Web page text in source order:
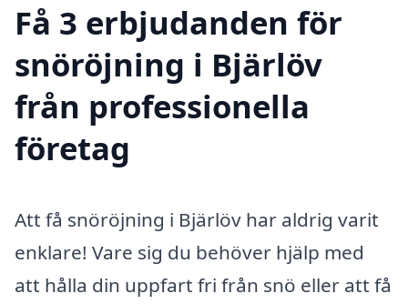
Få 3 erbjudanden för
snöröjning i Bjärlöv
från professionella
företag
Att få snöröjning i Bjärlöv har aldrig varit
enklare! Vare sig du behöver hjälp med
att hålla din uppfart fri från snö eller att få